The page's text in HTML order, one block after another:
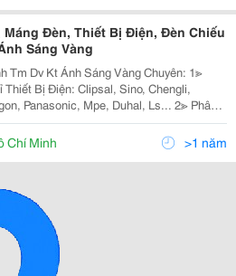
Máng Đèn, Thiết Bị Điện, Đèn Chiếu
Sáng Vàng
Tm Dv Kt Ánh Sáng Vàng Chuyên: 1≫
Thiết Bị Điện: Clipsal, Sino, Chengli,
Panasonic, Mpe, Duhal, Ls... 2≫ Phân
Sáng Nội Ngoại Thất: Nét Việt, Euro,
Ngọc, 168 Lighting, Kim Lo
Chí Minh >1 năm